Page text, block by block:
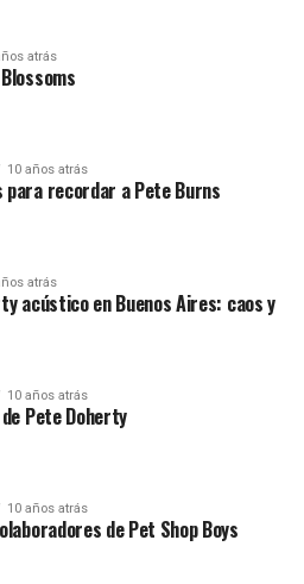
atrás
10 años atrás
para recordar a Pete Burns
atrás
acústico en Buenos Aires: caos y
10 años atrás
Pete Doherty
10 años atrás
de Pet Shop Boys